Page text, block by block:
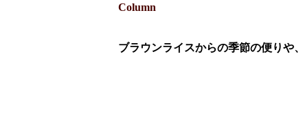
Column
ブラウンライスからの季節の便りや、